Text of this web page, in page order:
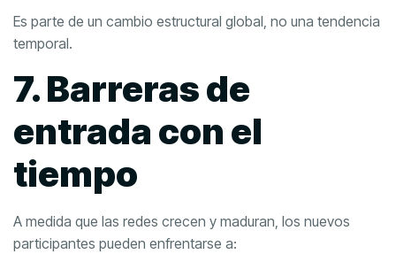
Es parte de un cambio estructural global, no una tendencia
temporal.
7. Barreras de
entrada con el
tiempo
A medida que las redes crecen y maduran, los nuevos
participantes pueden enfrentarse a: